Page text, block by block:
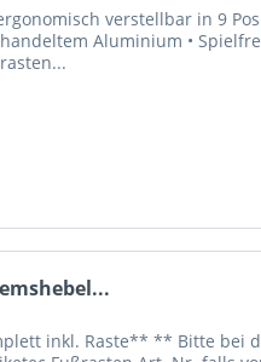
verstellbar in 9
Aluminium •
inkl. Raste** ** Bitte bei